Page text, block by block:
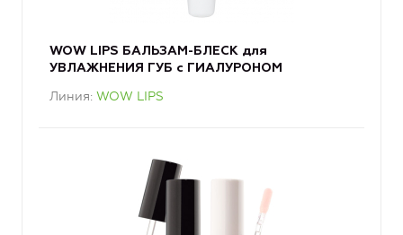
WOW LIPS БАЛЬЗАМ-БЛЕСК для
УВЛАЖНЕНИЯ ГУБ с ГИАЛУРОНОМ
Линия WOW LIPS